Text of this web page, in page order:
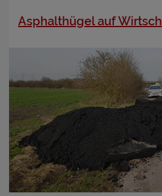
Asphalthügel auf